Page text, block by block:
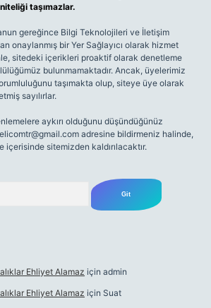
taşımazlar.
gereğince Bilgi Teknolojileri ve İletişim
onaylanmış bir Yer Sağlayıcı olarak hizmet
sitedeki içerikleri proaktif olarak denetleme
bulunmamaktadır. Ancak, üyelerimiz
taşımakta olup, siteye üye olarak
sayılırlar.
aykırı olduğunu düşündüğünüz
adresine bildirmeniz halinde,
sitemizden kaldırılacaktır.
Ehliyet Alamaz için admin
Ehliyet Alamaz için Suat